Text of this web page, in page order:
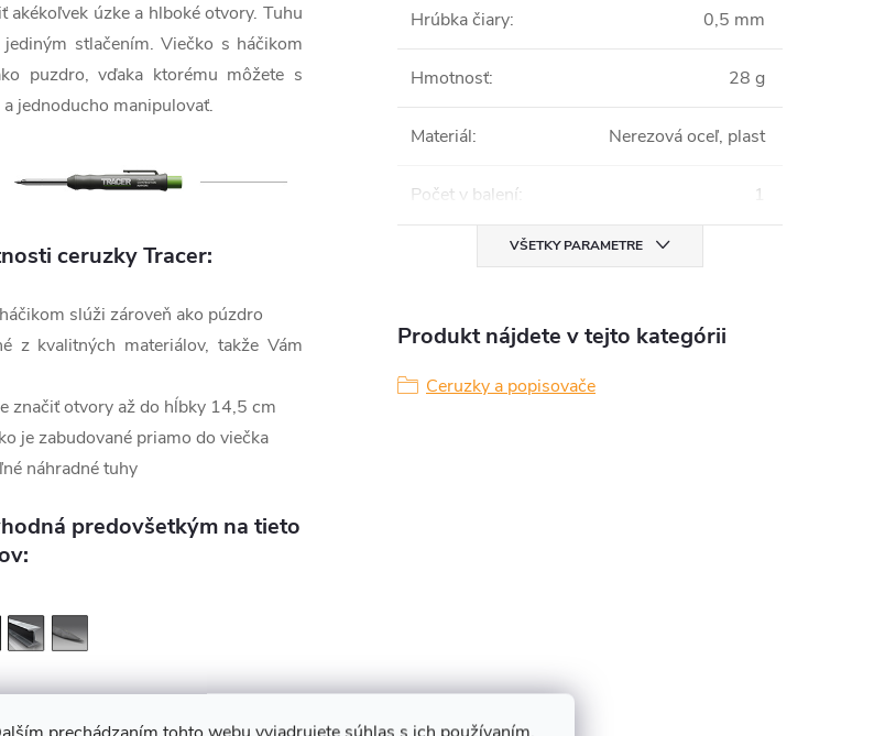
akékoľvek úzke a hlboké otvory. Tuhu
stlačením. Viečko s háčikom
puzdro, vďaka ktorému môžete s
jednoducho manipulovať.
ceruzky Tracer:
slúži zároveň ako púzdro
z kvalitných materiálov, takže Vám
značiť otvory až do hĺbky 14,5 cm
je zabudované priamo do viečka
náhradné tuhy
predovšetkým na tieto
Hrúbka čiary: 0,5 mm
Hmotnosť: 28 g
Materiál: Nerezová oceľ, plast
Počet v balení: 1
VŠETKY PARAMETRE
Produkt nájdete v tejto kategórii
Ceruzky a popisovače